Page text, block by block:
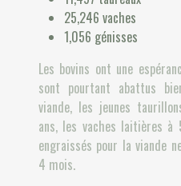
25,246 vaches
1,056 génisses
Les bovins ont une
sont pourtant abattus
viande, les jeunes
ans, les vaches laitières
engraissés pour la viande
4 mois.